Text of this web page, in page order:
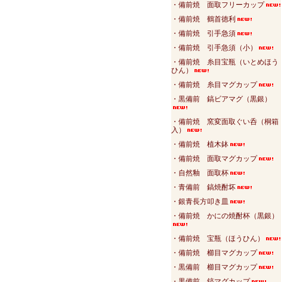
・備前焼 面取フリーカップ
・備前焼 鶴首徳利
・備前焼 引手急須
・備前焼 引手急須（小）
・備前焼 糸目宝瓶（いとめほう
ひん）
・備前焼 糸目マグカップ
・黒備前 鎬ビアマグ（黒銀）
・備前焼 窯変面取ぐい呑（桐箱
入）
・備前焼 植木鉢
・備前焼 面取マグカップ
・自然釉 面取杯
・青備前 鎬焼酎坏
・銀青長方叩き皿
・備前焼 かにの焼酎杯（黒銀）
・備前焼 宝瓶（ほうひん）
・備前焼 櫛目マグカップ
・黒備前 櫛目マグカップ